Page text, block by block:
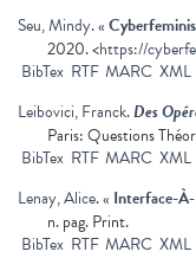
Seu, Mindy.«
2020. <https://
BibTex RTF MARC XML
Leibovici, Franck.Des
Paris: Questions
BibTex RTF MARC XML
Lenay, Alice.« Interface-
n. pag. Print.
BibTex RTF MARC XML